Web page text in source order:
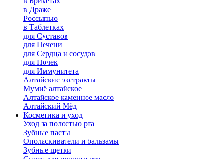
в Драже
Россыпью
в Таблетках
для Cуставов
для Печени
для Сердца и сосудов
для Почек
для Иммунитета
Алтайские экстракты
Мумиё алтайское
Алтайское каменное масло
Алтайский Мёд
Косметика и уход
Уход за полостью рта
Зубные пасты
Ополаскиватели и бальзамы
Зубные щетки